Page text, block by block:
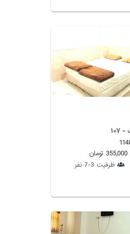
ظرفیت 3-7 نفر